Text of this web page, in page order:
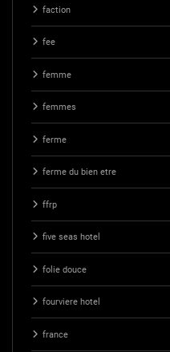
faction
fee
femme
femmes
ferme
ferme du bien etre
ffrp
five seas hotel
folie douce
fourviere hotel
france